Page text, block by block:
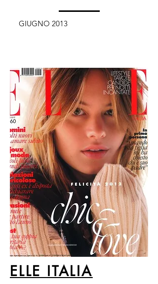
GIUGNO 2013
ELLE ITALIA